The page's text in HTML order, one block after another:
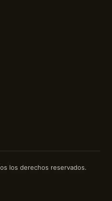
los derechos reservados.